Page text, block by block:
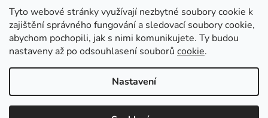
Tyto webové stránky využívají nezbytné soubory cookie k
zajištění správného fungování a sledovací soubory cookie,
abychom pochopili, jak s nimi komunikujete. Ty budou
nastaveny až po odsouhlasení souborů cookie.
Nastavení
info@zemetvoreni.cz Míša:605 077 705
Adél:775 683 521
Zemětvoření
Vytvořil Shoptet